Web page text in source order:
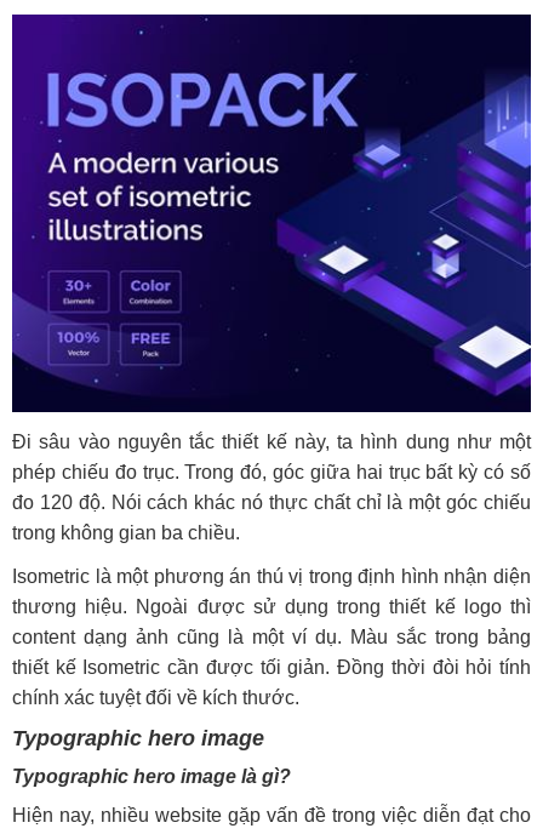
Đi sâu vào nguyên tắc thiết kế này, ta hình dung như một
phép chiếu đo trục. Trong đó, góc giữa hai trục bất kỳ có số
đo 120 độ. Nói cách khác nó thực chất chỉ là một góc chiếu
trong không gian ba chiều.
Isometric là một phương án thú vị trong định hình nhận diện
thương hiệu. Ngoài được sử dụng trong thiết kế logo thì
content dạng ảnh cũng là một ví dụ. Màu sắc trong bảng
thiết kế Isometric cần được tối giản. Đồng thời đòi hỏi tính
chính xác tuyệt đối về kích thước.
Typographic hero image
Typographic hero image là gì?
Hiện nay, nhiều website gặp vấn đề trong việc diễn đạt cho